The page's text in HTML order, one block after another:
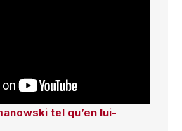
tel qu’en lui-